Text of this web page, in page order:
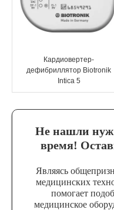
Кардиовертер-
дефибриллятор Biotronik
Intica 5
Не нашли
время!
Являясь
медицинских
помогает
медицинское